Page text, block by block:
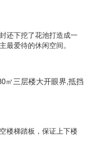
还下挖了花池打造成一
最爱待的休闲空间。
楼梯踏板，保证上下楼